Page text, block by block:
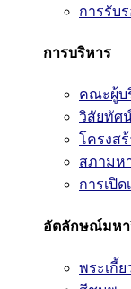
การรับ
การบริหาร
คณะผู้บ
วิสัยทัศ
โครงส
สภามห
การเปิ
อัตลักษณ์มหา
พระเกี้ย